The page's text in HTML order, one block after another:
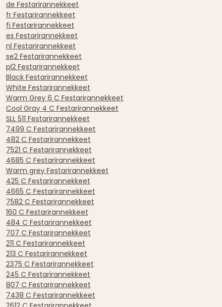
de Festarirannekkeet
fr Festarirannekkeet
fi Festarirannekkeet
es Festarirannekkeet
nl Festarirannekkeet
se2 Festarirannekkeet
pl2 Festarirannekkeet
Black Festarirannekkeet
White Festarirannekkeet
Warm Grey 6 C Festarirannekkeet
Cool Gray 4 C Festarirannekkeet
SLL 511 Festarirannekkeet
7499 C Festarirannekkeet
482 C Festarirannekkeet
7521 C Festarirannekkeet
4685 C Festarirannekkeet
Warm grey Festarirannekkeet
425 C Festarirannekkeet
4665 C Festarirannekkeet
7582 C Festarirannekkeet
160 C Festarirannekkeet
484 C Festarirannekkeet
707 C Festarirannekkeet
211 C Festarirannekkeet
213 C Festarirannekkeet
2375 C Festarirannekkeet
245 C Festarirannekkeet
807 C Festarirannekkeet
7438 C Festarirannekkeet